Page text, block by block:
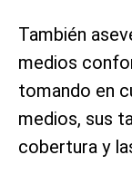
También
medios
tomando en
medios, sus
cobertura y